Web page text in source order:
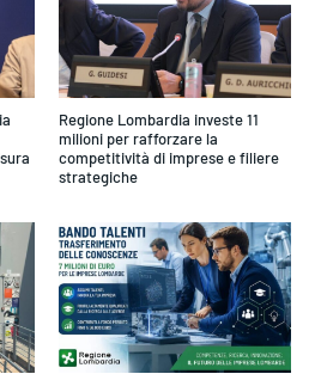
Regione Lombardia investe 11
milioni per rafforzare la
competitività di imprese e filiere
strategiche